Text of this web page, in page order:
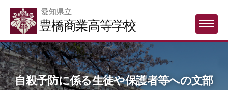
Skip
content
愛知県立
豊橋商業高等学校 MENU
自殺予防に係る生徒や保護者等への文部